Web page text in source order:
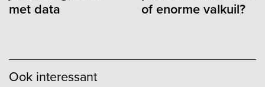
Ook interessant
met data
of enorme valkuil?